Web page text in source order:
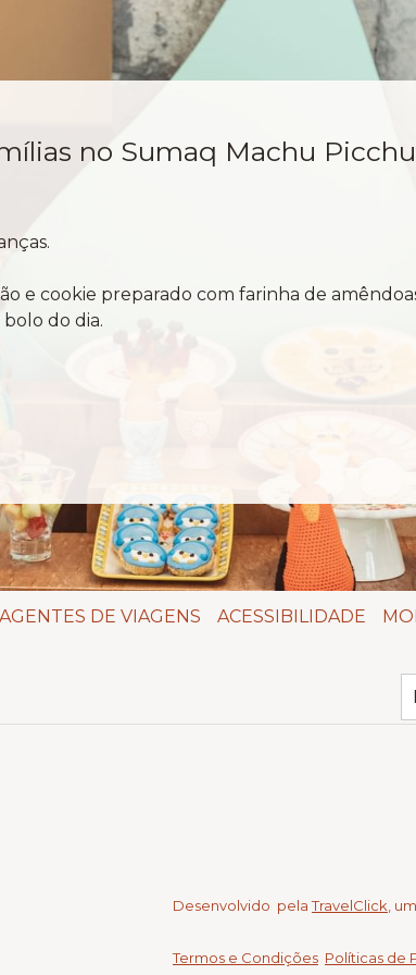
no Sumaq Machu
e cookie preparado com farinha de
do dia.
AGENTES DE VIAGENS ACESSIBILIDADE
Desenvolvido pelaTravelClick ,
Termos e Condições Políticas de